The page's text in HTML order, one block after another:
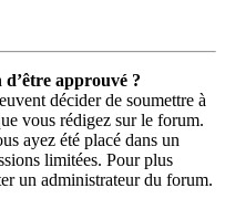
approuvé ?
décider de soumettre à
vous rédigez sur le forum.
ayez été placé dans un
limitées. Pour plus
un administrateur du forum.